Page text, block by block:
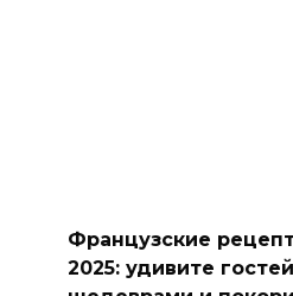
Французские
2025: удивите